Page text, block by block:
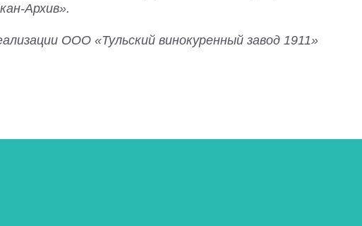
Архив».
ООО «Тульский винокуренный завод 1911»